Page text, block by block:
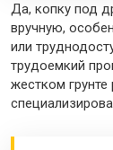
Да, копку под
вручную,
или
трудоемкий
жестком